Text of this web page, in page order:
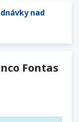
nad
Fontas